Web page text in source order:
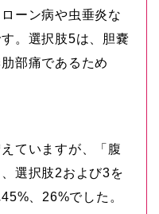
ーン病や虫垂炎な
。選択肢5は、胆嚢
部痛であるため
ていますが、「腹
選択肢2および3を
、26%でした。